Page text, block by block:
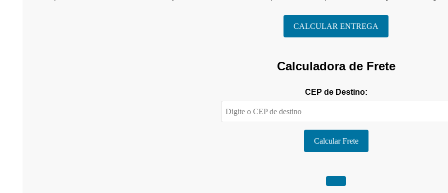
CALCULAR ENTREGA
Calculadora de Frete
CEP de Destino:
Calcular Frete